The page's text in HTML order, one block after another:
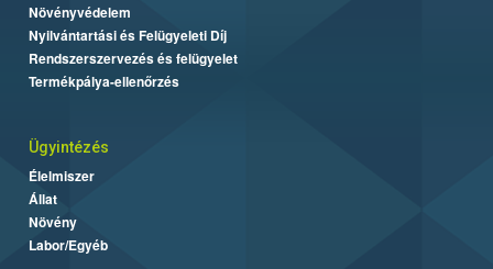
Növényvédelem
Nyilvántartási és Felügyeleti Díj
Rendszerszervezés és felügyelet
Termékpálya-ellenőrzés
Ügyintézés
Élelmiszer
Állat
Növény
Labor/Egyéb